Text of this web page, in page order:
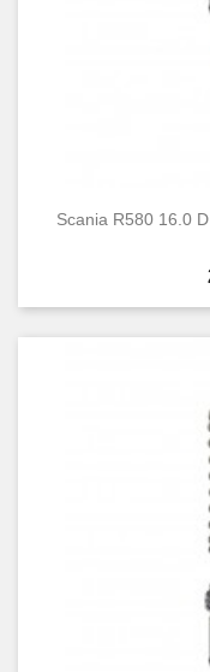
Scania R580 16.0